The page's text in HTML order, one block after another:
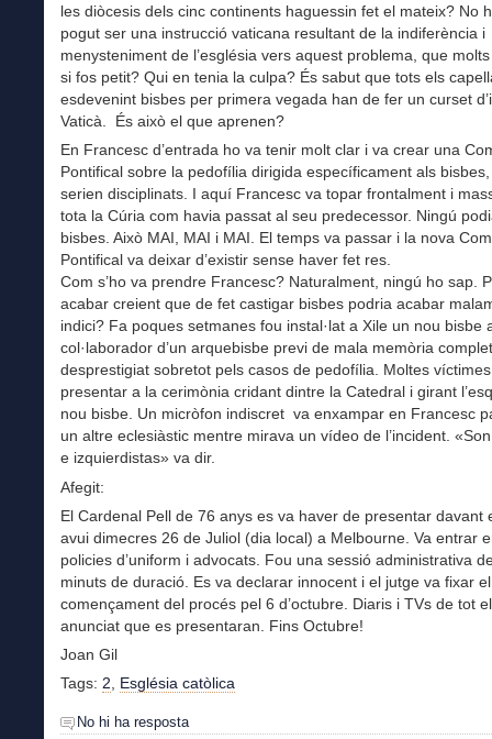
les diòcesis dels cinc continents haguessin fet el mateix? No
pogut ser una instrucció vaticana resultant de la indiferència i
menysteniment de l’església vers aquest problema, que
si fos petit? Qui en tenia la culpa? És sabut que tots els
esdevenint bisbes per primera vegada han de fer un curset
Vaticà. És això el que aprenen?
En Francesc d’entrada ho va tenir molt clar i va crear una
Pontifical sobre la pedofília dirigida específicament als
serien disciplinats. I aquí Francesc va topar frontalment i
tota la Cúria com havia passat al seu predecessor. Ningú
bisbes. Això MAI, MAI i MAI. El temps va passar i la nova
Pontifical va deixar d’existir sense haver fet res.
Com s’ho va prendre Francesc? Naturalment, ningú ho sap.
acabar creient que de fet castigar bisbes podria acabar
indici? Fa poques setmanes fou instal·lat a Xile un nou bisbe
col·laborador d’un arquebisbe previ de mala memòria
desprestigiat sobretot pels casos de pedofília. Moltes
presentar a la cerimònia cridant dintre la Catedral i girant
nou bisbe. Un micròfon indiscret va enxampar en Francesc
un altre eclesiàstic mentre mirava un vídeo de l’incident.
e izquierdistas» va dir.
Afegit:
El Cardenal Pell de 76 anys es va haver de presentar davant
avui dimecres 26 de Juliol (dia local) a Melbourne. Va entrar
policies d’uniform i advocats. Fou una sessió administrativa
minuts de duració. Es va declarar innocent i el jutge va fixar el
començament del procés pel 6 d’octubre. Diaris i TVs de tot
anunciat que es presentaran. Fins Octubre!
Joan Gil
Tags: 2 Església catòlica
No hi ha resposta